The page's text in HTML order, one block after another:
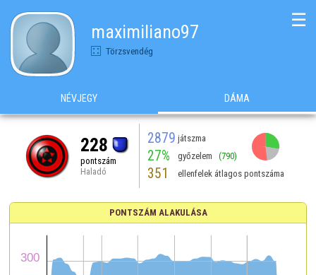
maximiliano97
Törzsvendég
☰
NÉVJEGY DÁMA
228
pontszám
Haladó
2879 játszma
27% győzelem (790)
351 ellenfelek átlagos pontszáma
PONTSZÁM ALAKULÁSA